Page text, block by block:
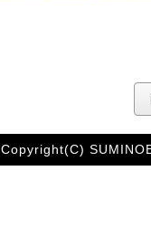
Copyright(C)